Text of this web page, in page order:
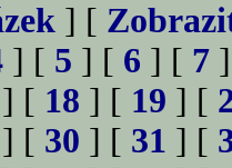
] [
] [ 5 ] [ 6 ] [ 7
] [ 18 ] [ 19 ] [
] [ 30 ] [ 31 ] [